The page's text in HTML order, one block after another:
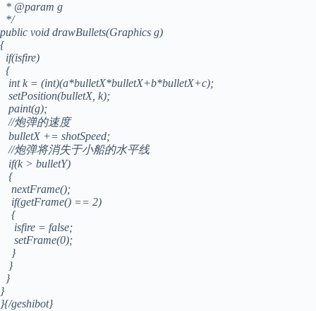
* @param g
*/
public void drawBullets(Graphics g)
{
if(isfire)
{
int k = (int)(a*bulletX*bulletX+b*bulletX+c);
setPosition(bulletX, k);
paint(g);
//炮弹的速度
bulletX += shotSpeed;
//炮弹将消失于小船的水平线
if(k > bulletY)
{
nextFrame();
if(getFrame() == 2)
{
isfire = false;
setFrame(0);
}
}
}
}
}{/geshibot}